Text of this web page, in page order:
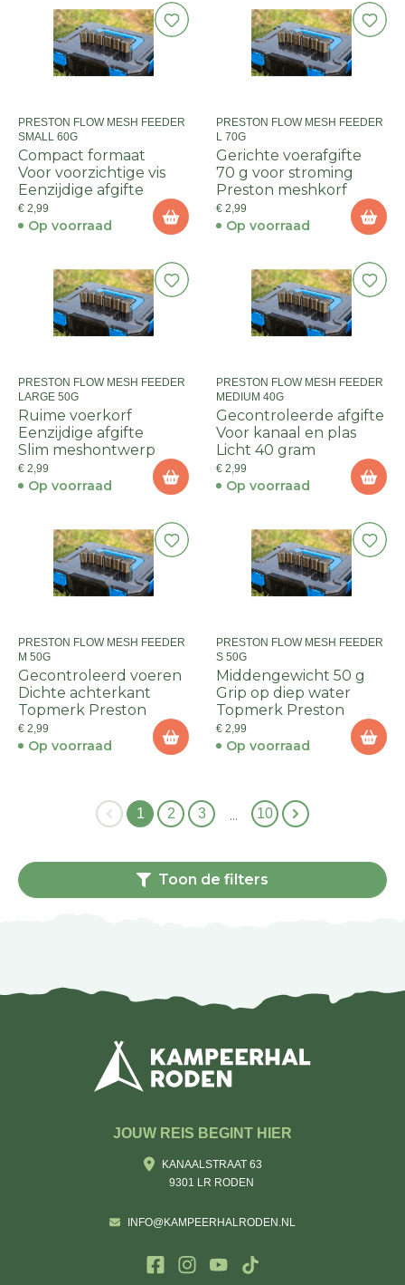
PRESTON FLOW MESH FEEDER
SMALL 60G
Compact formaat
Voor voorzichtige vis
Eenzijdige afgifte
€ 2,99
Op voorraad
PRESTON FLOW MESH FEEDER
L 70G
Gerichte voerafgifte
70 g voor stroming
Preston meshkorf
€ 2,99
Op voorraad
PRESTON FLOW MESH FEEDER
LARGE 50G
Ruime voerkorf
Eenzijdige afgifte
Slim meshontwerp
€ 2,99
Op voorraad
PRESTON FLOW MESH FEEDER
MEDIUM 40G
Gecontroleerde afgifte
Voor kanaal en plas
Licht 40 gram
€ 2,99
Op voorraad
PRESTON FLOW MESH FEEDER
M 50G
Gecontroleerd voeren
Dichte achterkant
Topmerk Preston
€ 2,99
Op voorraad
PRESTON FLOW MESH FEEDER
S 50G
Middengewicht 50 g
Grip op diep water
Topmerk Preston
€ 2,99
Op voorraad
1 2 3 … 10
Toon de filters
JOUW REIS BEGINT HIER
KANAALSTRAAT 63
9301 LR RODEN
INFO@KAMPEERHALRODEN.NL